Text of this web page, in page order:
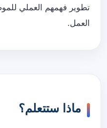
تطوير فهمهم العملي
العمل.
ماذا ستتعلم؟